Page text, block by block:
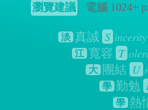
瀏覽建議
電腦 1024+
淡 真誠 S incerity
江 寬容 T
大 團結 U
學 勤勉
學 熱